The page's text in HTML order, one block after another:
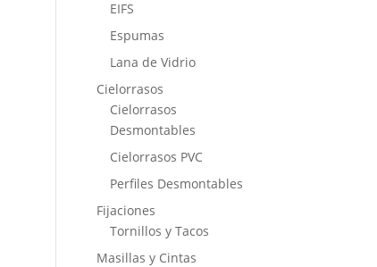
EIFS
Espumas
Lana de Vidrio
Cielorrasos
Cielorrasos
Desmontables
Cielorrasos PVC
Perfiles Desmontables
Fijaciones
Tornillos y Tacos
Masillas y Cintas